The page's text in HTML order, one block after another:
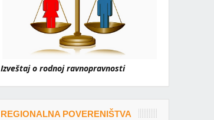
Izveštaj o rodnoj ravnopravnosti
REGIONALNA POVERENIŠTVA